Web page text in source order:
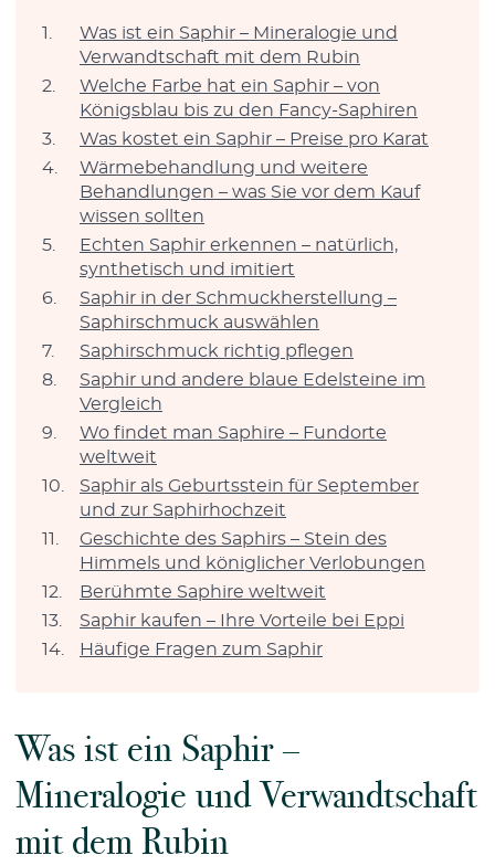
Was ist ein Saphir – Mineralogie und
Verwandtschaft mit dem Rubin
Welche Farbe hat ein Saphir – von
Königsblau bis zu den Fancy-Saphiren
Was kostet ein Saphir – Preise pro Karat
Wärmebehandlung und weitere
Behandlungen – was Sie vor dem Kauf
wissen sollten
Echten Saphir erkennen – natürlich,
synthetisch und imitiert
Saphir in der Schmuckherstellung –
Saphirschmuck auswählen
Saphirschmuck richtig pflegen
Saphir und andere blaue Edelsteine im
Vergleich
Wo findet man Saphire – Fundorte
weltweit
Saphir als Geburtsstein für September
und zur Saphirhochzeit
Geschichte des Saphirs – Stein des
Himmels und königlicher Verlobungen
Berühmte Saphire weltweit
Saphir kaufen – Ihre Vorteile bei Eppi
Häufige Fragen zum Saphir
Was ist ein Saphir –
Mineralogie und Verwandtschaft
mit dem Rubin